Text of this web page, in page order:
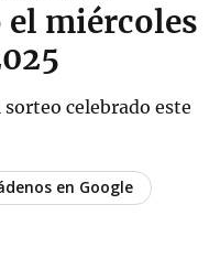
el miércoles
celebrado este
en Google